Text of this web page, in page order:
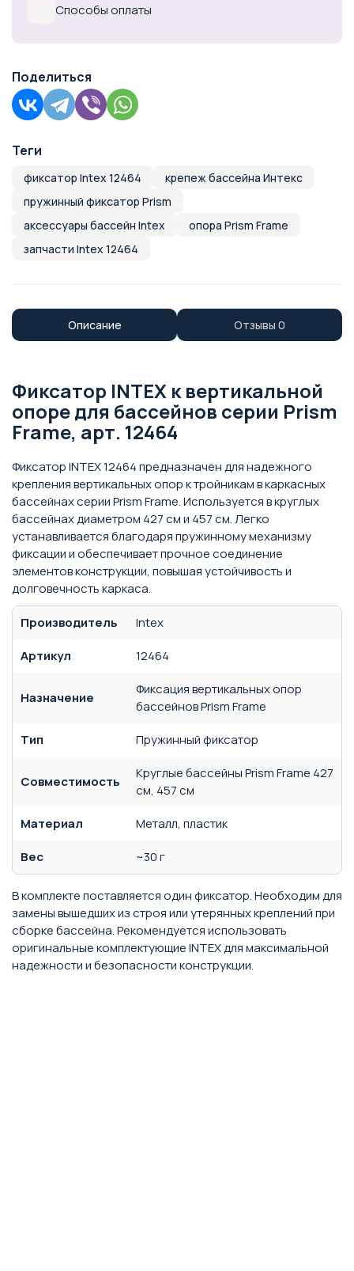
Способы оплаты
Поделиться
Теги
фиксатор Intex 12464
крепеж бассейна Интекс
пружинный фиксатор Prism
аксессуары бассейн Intex
опора Prism Frame
запчасти Intex 12464
Описание Отзывы 0
Фиксатор INTEX к вертикальной
опоре для бассейнов серии Prism
Frame, арт. 12464
Фиксатор INTEX 12464 предназначен для надежного
крепления вертикальных опор к тройникам в каркасных
бассейнах серии Prism Frame. Используется в круглых
бассейнах диаметром 427 см и 457 см. Легко
устанавливается благодаря пружинному механизму
фиксации и обеспечивает прочное соединение
элементов конструкции, повышая устойчивость и
долговечность каркаса.
Производитель
Intex
Артикул
12464
Назначение
Фиксация вертикальных опор
бассейнов Prism Frame
Тип
Пружинный фиксатор
Совместимость
Круглые бассейны Prism Frame 427
см, 457 см
Материал
Металл, пластик
Вес
~30 г
В комплекте поставляется один фиксатор. Необходим для
замены вышедших из строя или утерянных креплений при
сборке бассейна. Рекомендуется использовать
оригинальные комплектующие INTEX для максимальной
надежности и безопасности конструкции.